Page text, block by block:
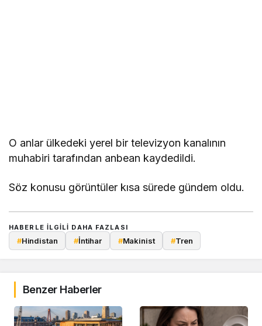
O anlar ülkedeki yerel bir televizyon kanalının
muhabiri tarafından anbean kaydedildi.
Söz konusu görüntüler kısa sürede gündem oldu.
HABERLE ILGILI DAHA FAZLASI
#Hindistan #İntihar #Makinist #Tren
Benzer Haberler